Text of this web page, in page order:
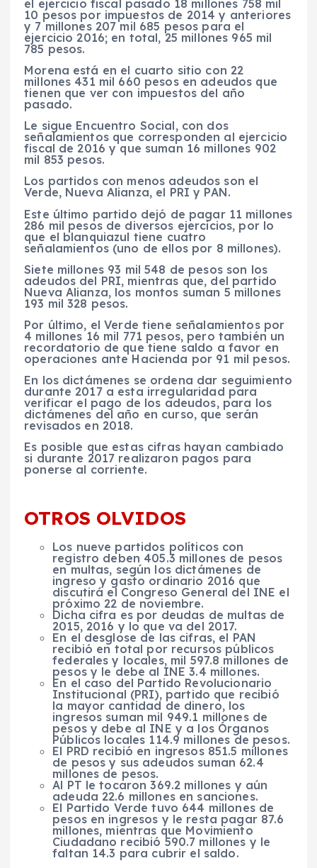
el ejercicio fiscal pasado 18 millones 758 mil
10 pesos por impuestos de 2014 y anteriores
y 7 millones 207 mil 685 pesos para el
ejercicio 2016; en total, 25 millones 965 mil
785 pesos.
Morena está en el cuarto sitio con 22
millones 431 mil 660 pesos en adeudos que
tienen que ver con impuestos del año
pasado.
Le sigue Encuentro Social, con dos
señalamientos que corresponden al ejercicio
fiscal de 2016 y que suman 16 millones 902
mil 853 pesos.
Los partidos con menos adeudos son el
Verde, Nueva Alianza, el PRI y PAN.
Este último partido dejó de pagar 11 millones
286 mil pesos de diversos ejercicios, por lo
que el blanquiazul tiene cuatro
señalamientos (uno de ellos por 8 millones).
Siete millones 93 mil 548 de pesos son los
adeudos del PRI, mientras que, del partido
Nueva Alianza, los montos suman 5 millones
193 mil 328 pesos.
Por último, el Verde tiene señalamientos por
4 millones 16 mil 771 pesos, pero también un
recordatorio de que tiene saldo a favor en
operaciones ante Hacienda por 91 mil pesos.
En los dictámenes se ordena dar seguimiento
durante 2017 a esta irregularidad para
verificar el pago de los adeudos, para los
dictámenes del año en curso, que serán
revisados en 2018.
Es posible que estas cifras hayan cambiado
si durante 2017 realizaron pagos para
ponerse al corriente.
OTROS OLVIDOS
Los nueve partidos políticos con
registro deben 405.3 millones de pesos
en multas, según los dictámenes de
ingreso y gasto ordinario 2016 que
discutirá el Congreso General del INE el
próximo 22 de noviembre.
Dicha cifra es por deudas de multas de
2015, 2016 y lo que va del 2017.
En el desglose de las cifras, el PAN
recibió en total por recursos públicos
federales y locales, mil 597.8 millones de
pesos y le debe al INE 3.4 millones.
En el caso del Partido Revolucionario
Institucional (PRI), partido que recibió
la mayor cantidad de dinero, los
ingresos suman mil 949.1 millones de
pesos y debe al INE y a los Órganos
Públicos locales 114.9 millones de pesos.
El PRD recibió en ingresos 851.5 millones
de pesos y sus adeudos suman 62.4
millones de pesos.
Al PT le tocaron 369.2 millones y aún
adeuda 22.6 millones en sanciones.
El Partido Verde tuvo 644 millones de
pesos en ingresos y le resta pagar 87.6
millones, mientras que Movimiento
Ciudadano recibió 590.7 millones y le
faltan 14.3 para cubrir el saldo.